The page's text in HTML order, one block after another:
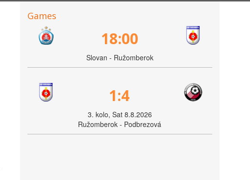
Games
18:00
Slovan - Ružomberok
1:4
3. kolo, Sat 8.8.2026
Ružomberok - Podbrezová